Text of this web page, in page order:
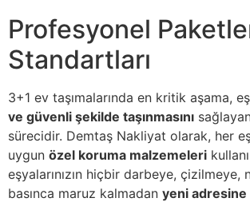
Profesyonel
Standartları
3+1 ev taşımalarında en kritik aşama,
ve güvenli şekilde taşınmasını
sürecidir. Demtaş Nakliyat olarak, her
uygun özel koruma malzemeleri
eşyalarınızın hiçbir darbeye, çizilmeye,
basınca maruz kalmadan yeni adresine